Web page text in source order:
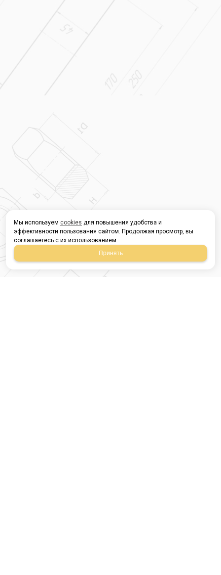
Мы используем cookies для повышения удобства и
эффективности пользования сайтом. Продолжая просмотр, вы
соглашаетесь с их использованием.
Принять